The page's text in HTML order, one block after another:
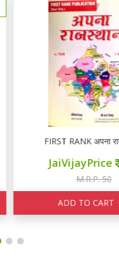
7 संभागों के अनुसार
FIRST RANK अपना राजस्थान
JaiVijayPrice 40
M.R.P. 50
ADD TO CART